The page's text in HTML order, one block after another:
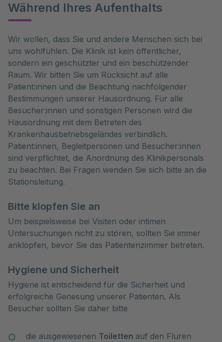
Während Ihres Aufenthalts
Wir wollen, dass Sie und andere Menschen sich bei
uns wohlfühlen. Die Klinik ist kein öffentlicher,
sondern ein geschützter und ein beschützender
Raum. Wir bitten Sie um Rücksicht auf alle
Patient:innen und die Beachtung nachfolgender
Bestimmungen unserer Hausordnung. Für alle
Besucher:innen und sonstigen Personen wird die
Hausordnung mit dem Betreten des
Krankenhausbetriebsgeländes verbindlich.
Patient:innen, Begleitpersonen und Besucher:innen
sind verpflichtet, die Anordnung des Klinikpersonals
zu beachten. Bei Fragen wenden Sie sich bitte an die
Stationsleitung.
Bitte klopfen Sie an
Um beispielsweise bei Visiten oder intimen
Untersuchungen nicht zu stören, sollten Sie immer
anklopfen, bevor Sie das Patientenzimmer betreten.
Hygiene und Sicherheit
Hygiene ist entscheidend für die Sicherheit und
erfolgreiche Genesung unserer Patienten. Als
Besucher sollten Sie daher bitte
die ausgewiesenen Toiletten auf den Fluren